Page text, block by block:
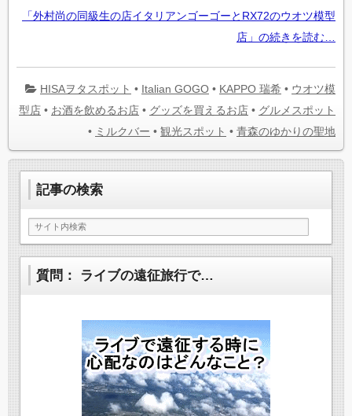
「外村尚の同級生の店イタリアンゴーゴーとRX72のウオツ模型
店」の続きを読む…
HISAヲタスポット • Italian GOGO • KAPPO 瑞希 • ウオツ模
型店 • お酒を飲めるお店 • グッズを買えるお店 • グルメスポット
• ミルクバー • 観光スポット • 青森のゆかりの聖地
記事の検索
質問： ライブの遠征旅行で…